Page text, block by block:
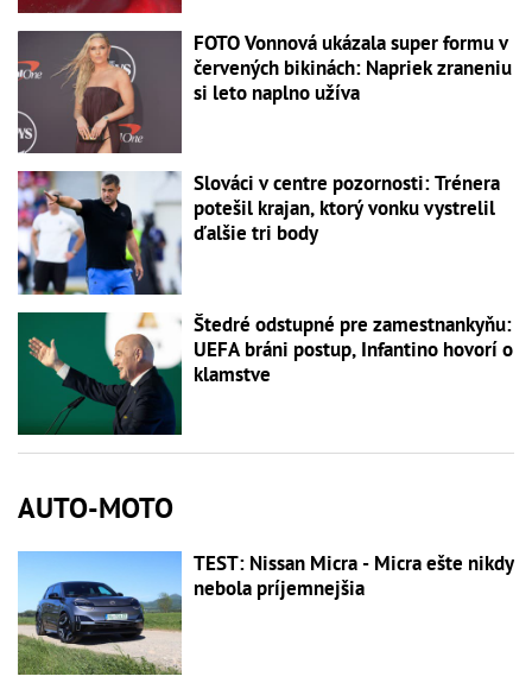
FOTO Vonnová ukázala super formu v
červených bikinách: Napriek zraneniu
si leto naplno užíva
Slováci v centre pozornosti: Trénera
potešil krajan, ktorý vonku vystrelil
ďalšie tri body
Štedré odstupné pre zamestnankyňu:
UEFA bráni postup, Infantino hovorí o
klamstve
AUTO-MOTO
TEST: Nissan Micra - Micra ešte nikdy
nebola príjemnejšia